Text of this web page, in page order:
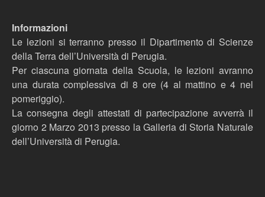
Informazioni
Le lezioni si terranno presso il Dipartimento di Scienze
della Terra dell’Università di Perugia.
Per ciascuna giornata della Scuola, le lezioni avranno
una durata complessiva di 8 ore (4 al mattino e 4 nel
pomeriggio).
La consegna degli attestati di partecipazione avverrà il
giorno 2 Marzo 2013 presso la Galleria di Storia Naturale
dell’Università di Perugia.